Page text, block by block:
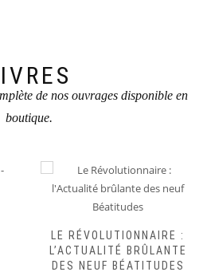
de nos ouvrages disponible en
boutique.
LE RÉVOLUTIONNAIRE :
L’ACTUALITÉ BRÛLANTE
DES NEUF BÉATITUDES